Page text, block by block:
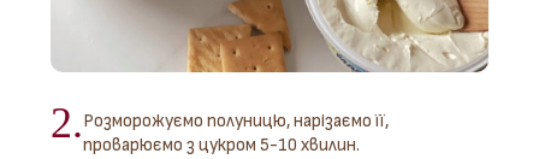
2.Розморожуємо полуницю, нарізаємо її,
проварюємо з цукром 5-10 хвилин.